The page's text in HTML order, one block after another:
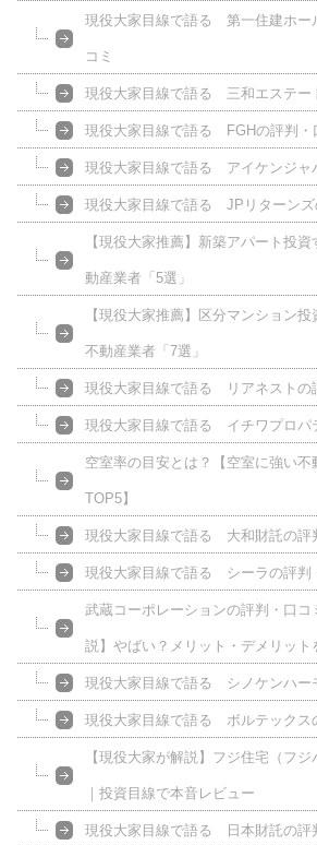
現役大家目線で語る 第一住建ホー
コミ
現役大家目線で語る 三和エステー
現役大家目線で語る FGHの評判・
現役大家目線で語る アイケンジャ
現役大家目線で語る JPリターンズ
【現役大家推薦】新築アパート投
動産業者「5選」
【現役大家推薦】区分マンション
不動産業者「7選」
現役大家目線で語る リアネストの
現役大家目線で語る イチワプロパ
空室率の目安とは？【空室に強い
TOP5】
現役大家目線で語る 大和財託の評
現役大家目線で語る シーラの評判
武蔵コーポレーションの評判・口コ
説】やばい？メリット・デメリット
現役大家目線で語る シノケンハー
現役大家目線で語る ボルテックス
【現役大家が解説】フジ住宅（フ
｜投資目線で本音レビュー
現役大家目線で語る 日本財託の評